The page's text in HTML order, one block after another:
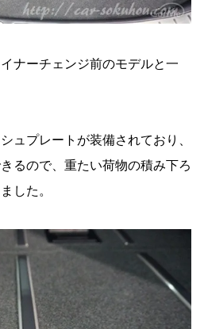
ナーチェンジ前のモデルと一
ュプレートが装備されており、
るので、重たい荷物の積み下ろ
した。